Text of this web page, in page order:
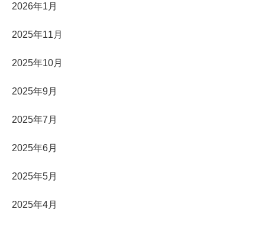
2026年1月
2025年11月
2025年10月
2025年9月
2025年7月
2025年6月
2025年5月
2025年4月